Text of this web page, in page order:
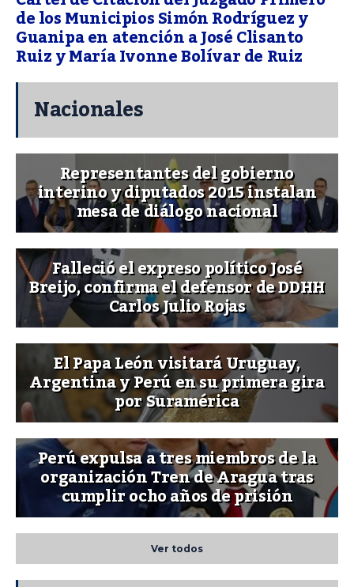
de los Municipios Simón Rodríguez y
Guanipa en atención a José Clisanto
Ruiz y María Ivonne Bolívar de Ruiz
Nacionales
Representantes del gobierno
interino y diputados 2015 instalan
mesa de diálogo nacional
Falleció el expreso político José
Breijo, confirma el defensor de DDHH
Carlos Julio Rojas
El Papa León visitará Uruguay,
Argentina y Perú en su primera gira
por Suramérica
Perú expulsa a tres miembros de la
organización Tren de Aragua tras
cumplir ocho años de prisión
Ver todos